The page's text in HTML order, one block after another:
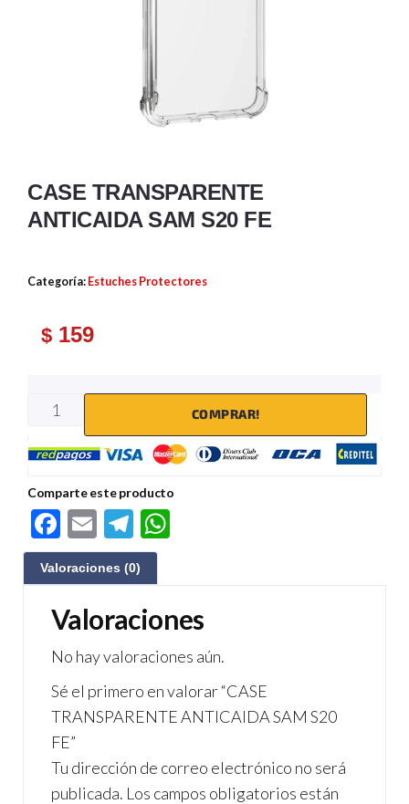
CASE TRANSPARENTE
ANTICAIDA SAM S20 FE
Categoría: Estuches Protectores
$ 159
COMPRAR!
Comparte este producto
F
ac
e
b
o
o
k
E
m
ail
Te
le
gr
a
m
s
A
p
p
Valoraciones (0)
Valoraciones
No hay valoraciones aún.
Sé el primero en valorar “CASE
TRANSPARENTE ANTICAIDA SAM S20
FE”
Tu dirección de correo electrónico no será
publicada. Los campos obligatorios están